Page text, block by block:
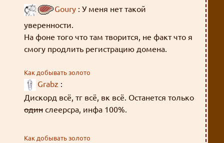
Goury : У меня нет такой
уверенности.
На фоне того что там творится, не факт что я
смогу продлить регистрацию домена.
Так что, скорее всего, останется только
слеерсзипа.
А слеерсра рано или поздно закончится, к
сожалению.
Как добывать золото
Grabz :
Дискорд всё, тг всё, вк всё. Останется только
одинслеерсра, инфа 100%.
Как добывать золото